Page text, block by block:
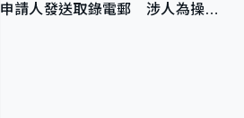
申請人發送取錄電郵 涉人為操作